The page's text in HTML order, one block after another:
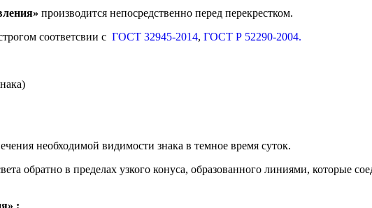
» производится непосредственно перед перекрестком.
соответсвии с ГОСТ 32945-2014, ГОСТ Р 52290-2004.
необходимой видимости знака в темное время суток.
обратно в пределах узкого конуса, образованного линиями, которые
: